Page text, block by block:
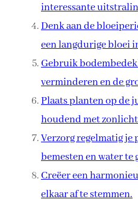
interessante
Denk aan de
een langdurige bloei
Gebruik
verminderen en de
Plaats planten op de
houdend met
Verzorg regelmatig je
bemesten en water te
Creëer een
elkaar af te stemmen.